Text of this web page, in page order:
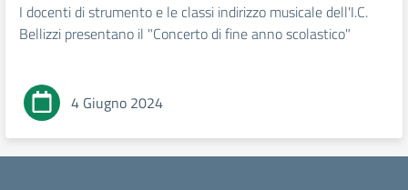
I docenti di strumento e le classi indirizzo musicale dell'I.C.
Bellizzi presentano il "Concerto di fine anno scolastico"
4 Giugno 2024